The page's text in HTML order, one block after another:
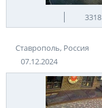
3318
Ставрополь, Россия
07.12.2024